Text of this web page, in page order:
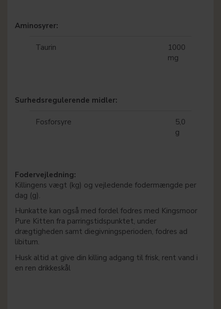
Aminosyrer:
Taurin
1000
mg
Surhedsregulerende midler:
Fosforsyre
5,0
g
Fodervejledning:
Killingens vægt (kg) og vejledende fodermængde per
dag (g).
Hunkatte kan også med fordel fodres med Kingsmoor
Pure Kitten fra parringstidspunktet, under
drægtigheden samt diegivningsperioden, fodres ad
libitum.
Husk altid at give din killing adgang til frisk, rent vand i
en ren drikkeskål